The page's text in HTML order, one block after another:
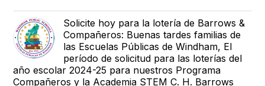
Solicite hoy para la lotería de Barrows &
Compañeros: Buenas tardes familias de
las Escuelas Públicas de Windham, El
período de solicitud para las loterías del
año escolar 2024-25 para nuestros Programa
Compañeros y la Academia STEM C. H. Barrows